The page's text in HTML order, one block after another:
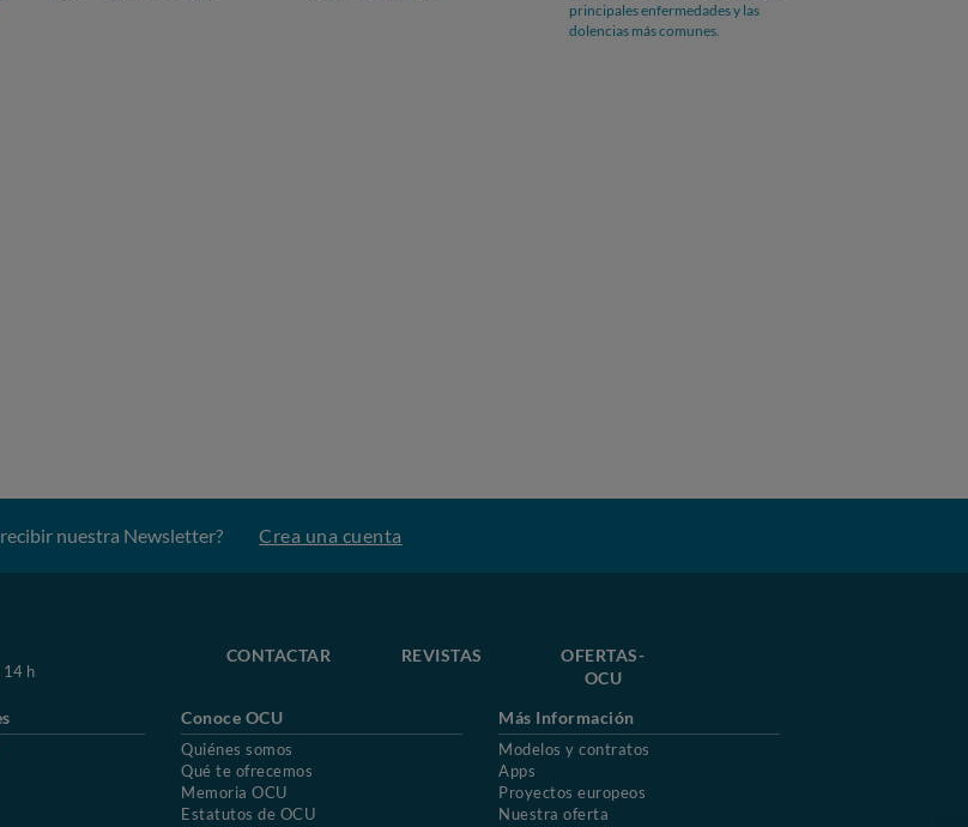
principales enfermedades y las
dolencias más comunes.
nuestra Newsletter? Crea una cuenta
14 h
CONTACTAR REVISTAS
OFERTAS-
OCU
Conoce OCU
Quiénes somos
Qué te ofrecemos
Memoria OCU
Estatutos de OCU
Más Información
Modelos y contratos
Apps
Proyectos europeos
Nuestra oferta